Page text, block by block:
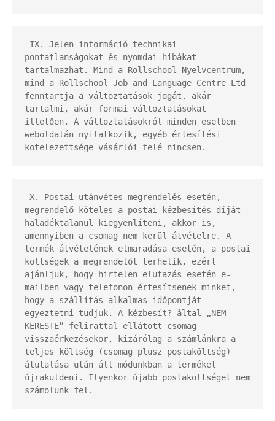
pontatlanságokat és nyomdai hibákat
tartalmazhat. Mind a Rollschool Nyelvcentrum,
mind a Rollschool Job and Language Centre Ltd
fenntartja a változtatások jogát, akár
tartalmi, akár formai változtatásokat
illetően. A változtatásokról minden esetben
weboldalán nyilatkozik, egyéb értesítési
kötelezettsége vásárlói felé nincsen.
megrendelő köteles a postai kézbesítés díját
haladéktalanul kiegyenlíteni, akkor is,
amennyiben a csomag nem kerül átvételre. A
termék átvételének elmaradása esetén, a postai
költségek a megrendelőt terhelik, ezért
ajánljuk, hogy hirtelen elutazás esetén e-
mailben vagy telefonon értesítsenek minket,
hogy a szállítás alkalmas időpontját
egyeztetni tudjuk. A kézbesít? által „NEM
KERESTE” felirattal ellátott csomag
visszaérkezésekor, kizárólag a számlánkra a
teljes költség (csomag plusz postaköltség)
átutalása után áll módunkban a terméket
újraküldeni. Ilyenkor újabb postaköltséget nem
számolunk fel.